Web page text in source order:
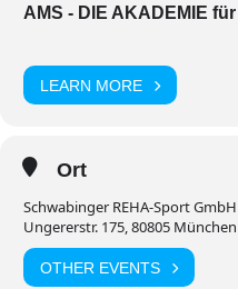
AMS - DIE AKADEMIE
LEARN MORE
Ort
Schwabinger REHA-Sport GmbH
Ungererstr. 175, 80805
OTHER EVENTS